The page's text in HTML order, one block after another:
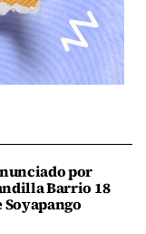
por
Barrio 18